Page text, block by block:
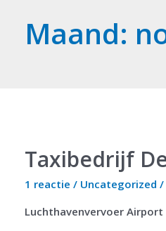
Maand:
Taxibedrijf
1 reactie / Uncategorized /
Luchthavenvervoer